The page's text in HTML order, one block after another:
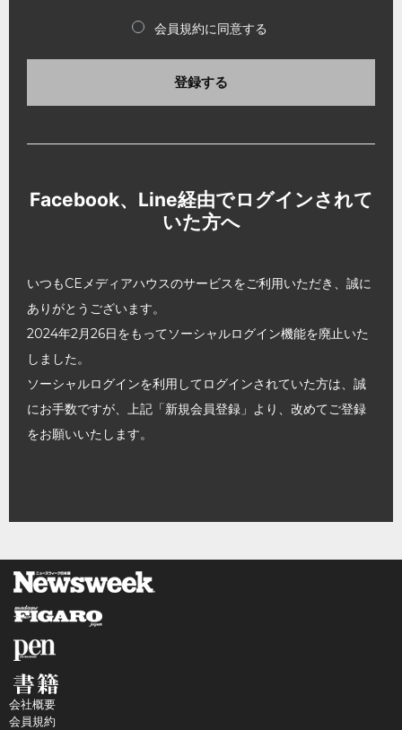
会員規約に同意する
登録する
Facebook、Line経由でログインされて
いた方へ
いつもCEメディアハウスのサービスをご利用いただき、誠に
ありがとうございます。
2024年2月26日をもってソーシャルログイン機能を廃止いた
しました。
ソーシャルログインを利用してログインされていた方は、誠
にお手数ですが、上記「新規会員登録」より、改めてご登録
をお願いいたします。
会社概要
会員規約